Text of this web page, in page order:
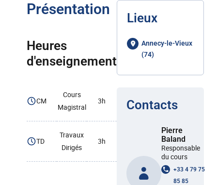
Présentation
Heures
d'enseignement
CM
Cours
Magistral
3h
TD
Travaux
Dirigés
3h
Lieux
Annecy-le-Vieux
(74)
Contacts
Pierre
Baland
Responsable
du cours
+33 4 79 75
85 85